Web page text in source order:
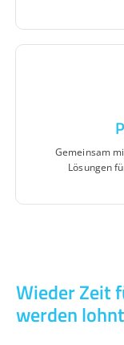
Gemeinsam
Lösungen
Wieder Zeit
werden